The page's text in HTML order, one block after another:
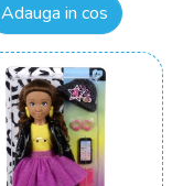
Adauga in cos